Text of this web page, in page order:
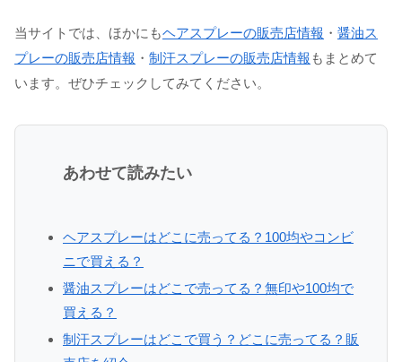
当サイトでは、ほかにもヘアスプレーの販売店情報 ・ 醤油ス
プレーの販売店情報 ・ 制汗スプレーの販売店情報 もまとめて
います。ぜひチェックしてみてください。
あわせて読みたい
ヘアスプレーはどこに売ってる？100均やコンビ
ニで買える？
醤油スプレーはどこで売ってる？無印や100均で
買える？
制汗スプレーはどこで買う？どこに売ってる？販